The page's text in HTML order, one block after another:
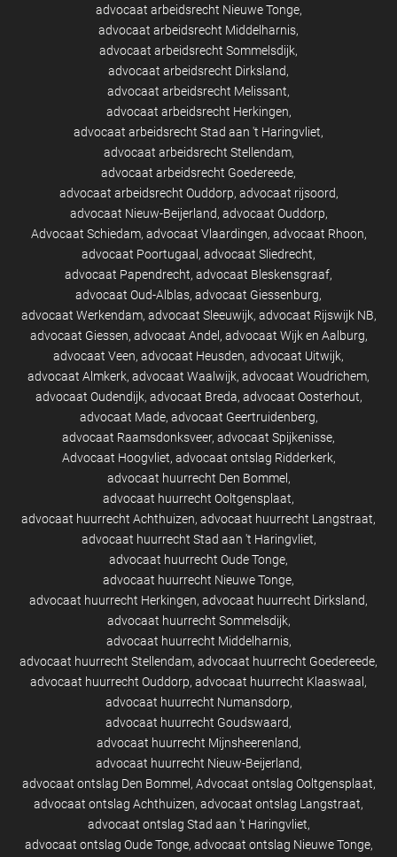
advocaat arbeidsrecht Nieuwe Tonge
advocaat arbeidsrecht Middelharnis
advocaat arbeidsrecht Sommelsdijk
advocaat arbeidsrecht Dirksland
advocaat arbeidsrecht Melissant
advocaat arbeidsrecht Herkingen
advocaat arbeidsrecht Stad aan 't Haringvliet
advocaat arbeidsrecht Stellendam
advocaat arbeidsrecht Goedereede
advocaat arbeidsrecht Ouddorp advocaat rijsoord
advocaat Nieuw-Beijerland advocaat Ouddorp
Advocaat Schiedam advocaat Vlaardingen advocaat Rhoon
advocaat Poortugaal
advocaat Sliedrecht
advocaat Papendrecht advocaat Bleskensgraaf
advocaat Oud-Alblas advocaat Giessenburg
advocaat Werkendam advocaat Sleeuwijk advocaat Rijswijk NB
advocaat Giessen advocaat Andel advocaat Wijk en Aalburg
advocaat Veen advocaat Heusden advocaat Uitwijk
advocaat Almkerk advocaat Waalwijk advocaat Woudrichem
advocaat Oudendijk advocaat Breda advocaat Oosterhout
advocaat Made advocaat Geertruidenberg
advocaat Raamsdonksveer advocaat Spijkenisse
Advocaat Hoogvliet advocaat ontslag Ridderkerk
advocaat huurrecht Den Bommel
advocaat huurrecht Ooltgensplaat
advocaat huurrecht Achthuizen advocaat huurrecht Langstraat
advocaat huurrecht Stad aan 't Haringvliet
advocaat huurrecht Oude Tonge
advocaat huurrecht Nieuwe Tonge
advocaat huurrecht Herkingen advocaat huurrecht Dirksland
advocaat huurrecht Sommelsdijk
advocaat huurrecht Middelharnis
advocaat huurrecht Stellendam advocaat huurrecht Goedereede
advocaat huurrecht Ouddorp advocaat huurrecht Klaaswaal
advocaat huurrecht Numansdorp
advocaat huurrecht Goudswaard
advocaat huurrecht Mijnsheerenland
advocaat huurrecht Nieuw-Beijerland
advocaat ontslag Den Bommel Advocaat ontslag Ooltgensplaat
advocaat ontslag Achthuizen advocaat ontslag Langstraat
advocaat ontslag Stad aan 't Haringvliet
advocaat ontslag Oude Tonge advocaat ontslag Nieuwe Tonge